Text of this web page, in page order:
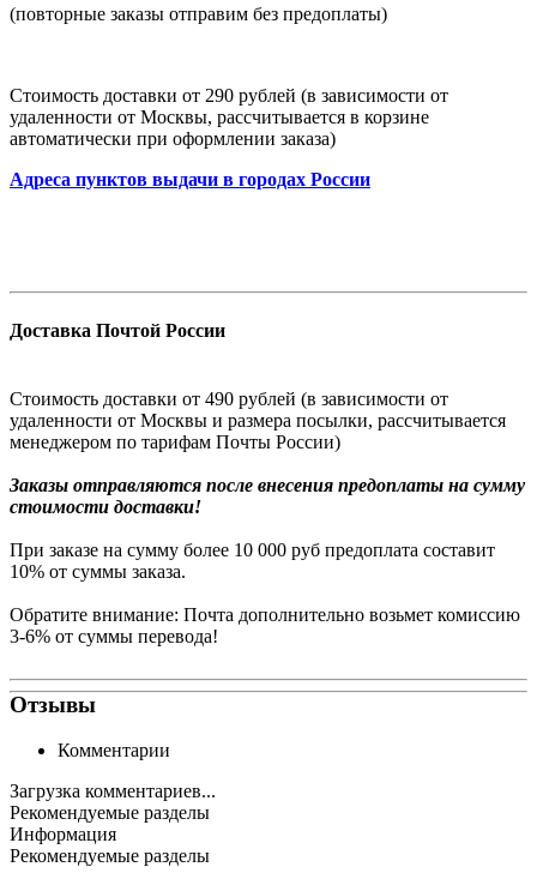
(повторные заказы отправим без предоплаты)
Стоимость доставки от 290 рублей (в зависимости от
удаленности от Москвы, рассчитывается в корзине
автоматически при оформлении заказа)
Адреса пунктов выдачи в городах России
Доставка Почтой России
Стоимость доставки от 490 рублей (в зависимости от
удаленности от Москвы и размера посылки, рассчитывается
менеджером по тарифам Почты России)
Заказы отправляются после внесения предоплаты на сумму
стоимости доставки!
При заказе на сумму более 10 000 руб предоплата составит
10% от суммы заказа.
Обратите внимание: Почта дополнительно возьмет комиссию
3-6% от суммы перевода!
Отзывы
Комментарии
Загрузка комментариев...
Рекомендуемые разделы
Информация
Рекомендуемые разделы